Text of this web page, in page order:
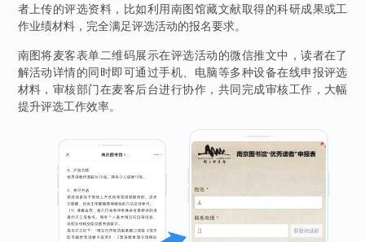
者上传的评选资料，比如利用南图馆藏文献取得的科研成果或工
作业绩材料，完全满足评选活动的报名要求。
南图将麦客表单二维码展示在评选活动的微信推文中，读者在了
解活动详情的同时即可通过手机、电脑等多种设备在线申报评选
材料，审核部门在麦客后台进行协作，共同完成审核工作，大幅
提升评选工作效率。